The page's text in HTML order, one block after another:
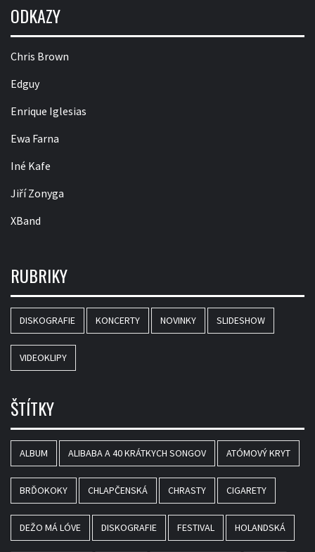
ODKAZY
Chris Brown
Edguy
Enrique Iglesias
Ewa Farna
Iné Kafe
Jiří Zonyga
XBand
RUBRIKY
DISKOGRAFIE KONCERTY NOVINKY SLIDESHOW
VIDEOKLIPY
ŠTÍTKY
ALBUM ALIBABA A 40 KRÁTKYCH SONGOV ATÓMOVÝ KRYT
BRĎOKOKY CHLAPČENSKÁ CHRASTY CIGARETY
DEŽO MÁ LÓVE DISKOGRAFIE FESTIVAL HOLANDSKÁ